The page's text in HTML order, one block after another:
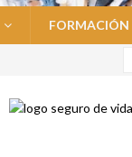
FORMACIÓN